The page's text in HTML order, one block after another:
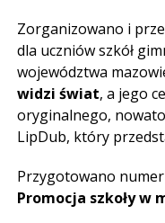
Zorganizowano i
dla uczniów szkół
województwa
widzi świat, a jego
oryginalnego,
LipDub, który
Przygotowano
Promocja szkoły w